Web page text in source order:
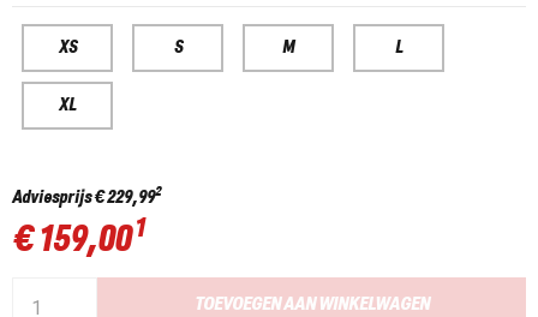
XS S M L
XL
Adviesprijs€ 229,992
€ 159,001
TOEVOEGEN AAN WINKELWAGEN